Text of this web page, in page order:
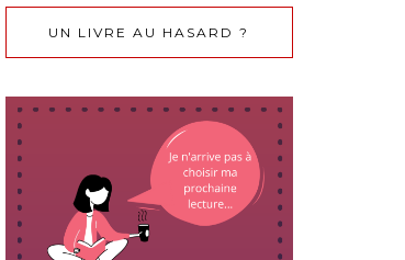
UN LIVRE AU HASARD ?